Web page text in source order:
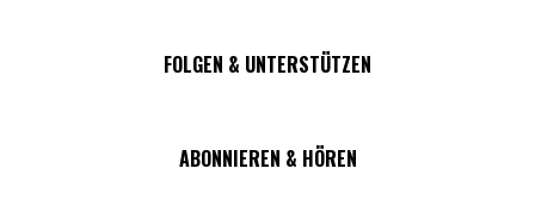
FOLGEN & UNTERSTÜTZEN
ABONNIEREN & HÖREN